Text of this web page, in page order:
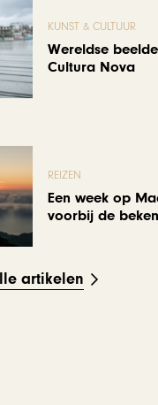
KUNST & CULTUUR
Wereldse
Cultura Nova
REIZEN
Een week op
voorbij de
artikelen